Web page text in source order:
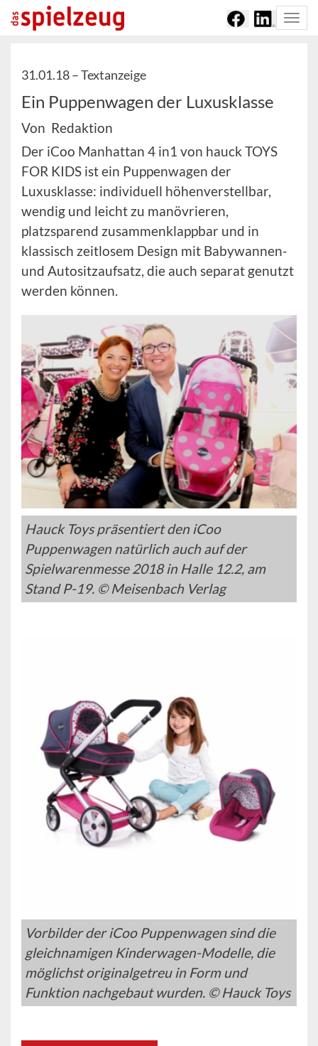
31.01.18 –Textanzeige
Ein Puppenwagen der Luxusklasse
Von Redaktion
Der iCoo Manhattan 4 in1 von hauck TOYS
FOR KIDS ist ein Puppenwagen der
Luxusklasse: individuell höhenverstellbar,
wendig und leicht zu manövrieren,
platzsparend zusammenklappbar und in
klassisch zeitlosem Design mit Babywannen-
und Autositzaufsatz, die auch separat genutzt
werden können.
Hauck Toys präsentiert den iCoo
Puppenwagen natürlich auch auf der
Spielwarenmesse 2018 in Halle 12.2, am
Stand P-19. © Meisenbach Verlag
Vorbilder der iCoo Puppenwagen sind die
gleichnamigen Kinderwagen-Modelle, die
möglichst originalgetreu in Form und
Funktion nachgebaut wurden. © Hauck Toys